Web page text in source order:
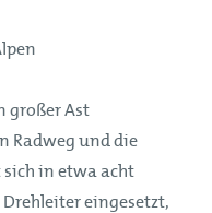
großer Ast
Radweg und die
sich in etwa acht
eingesetzt,